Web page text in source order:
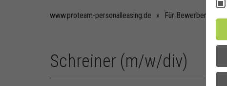
www.proteam-personalleasing.de » Für Bewerber
Schreiner (m/w/div)